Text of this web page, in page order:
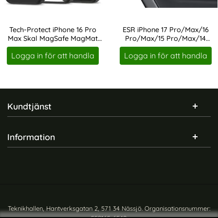
Tech-Protect iPhone 16 Pro
Max Skal MagSafe MagMat
Svart/Transparent
Art. nr 231982
Logga in för att handla
ESR iPhone 17 Pro/Max/16
Pro/Max/15 Pro/Max/14
Pro/Max Linsskydd Armorite
Art. nr 241521
Logga in för att handla
Sidfot Blandad info och länkar
Kundtjänst
Information
Teknikhallen, Hantverksgatan 2, 571 34 Nässjö. Organisationsnummer: